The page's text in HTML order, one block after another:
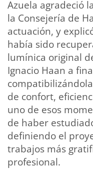
Azuela agradeció
la Consejería de
actuación, y
había sido
lumínica original
Ignacio Haan a
de confort,
uno de esos
de haber
definiendo el
trabajos más
profesional.